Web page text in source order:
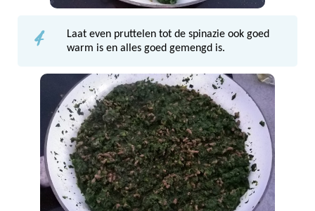
4
Laat even pruttelen tot de spinazie ook goed
warm is en alles goed gemengd is.